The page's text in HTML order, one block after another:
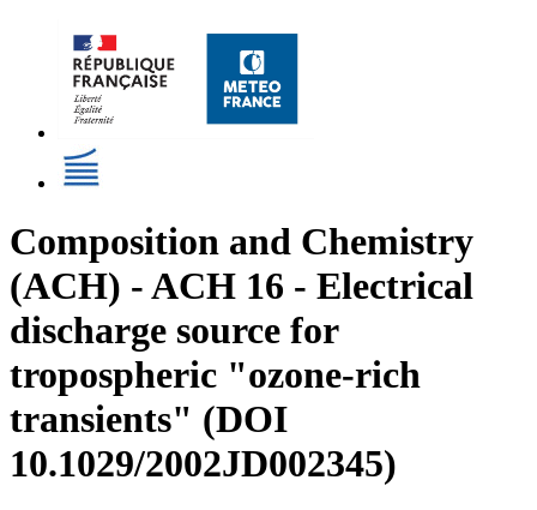
Composition and Chemistry
(ACH) - ACH 16 - Electrical
discharge source for
tropospheric "ozone-rich
transients" (DOI
10.1029/2002JD002345)